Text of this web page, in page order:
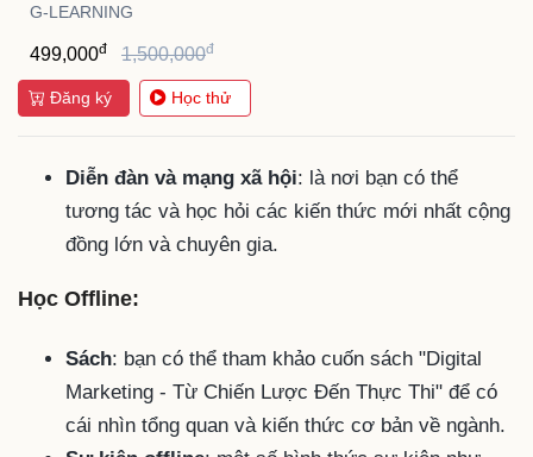
G-LEARNING
499,000đ 1,500,000đ
Đăng ký Học thử
Diễn đàn và mạng xã hội: là nơi bạn có thể
tương tác và học hỏi các kiến thức mới nhất cộng
đồng lớn và chuyên gia.
Học Offline:
Sách: bạn có thể tham khảo cuốn sách "Digital
Marketing - Từ Chiến Lược Đến Thực Thi" để có
cái nhìn tổng quan và kiến thức cơ bản về ngành.